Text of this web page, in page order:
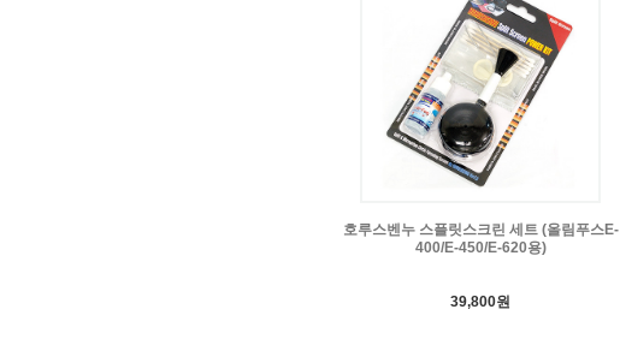
호루스벤누 스플릿스크린 세트 (올림푸스E-
400/E-450/E-620용)
39,800원